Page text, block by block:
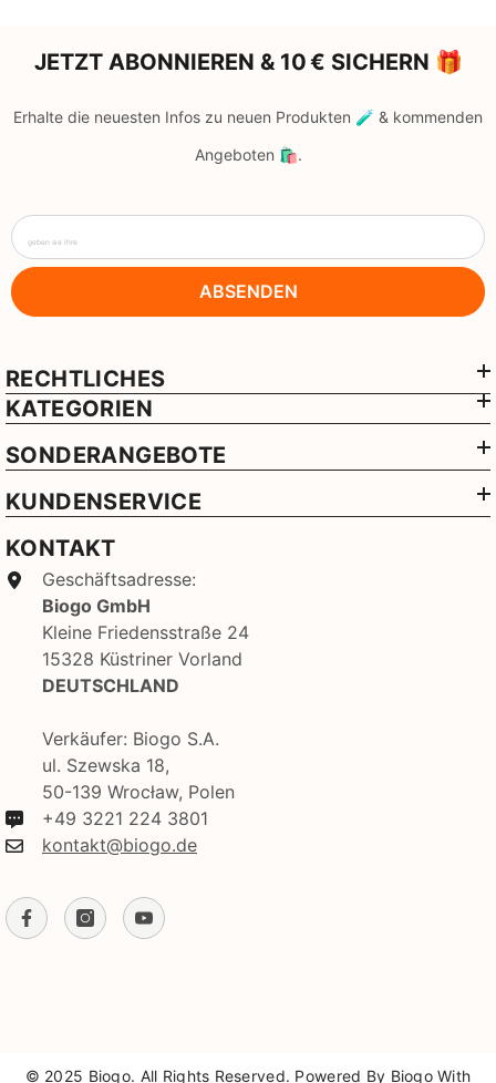
JETZT ABONNIEREN & 10 € SICHERN 🎁
Erhalte die neuesten Infos zu neuen Produkten 🧪 & kommenden
Angeboten 🛍️.
geben sie ihre
ABSENDEN
RECHTLICHES
KATEGORIEN
SONDERANGEBOTE
KUNDENSERVICE
KONTAKT
Geschäftsadresse:
Biogo GmbH
Kleine Friedensstraße 24
15328 Küstriner Vorland
DEUTSCHLAND
Verkäufer: Biogo S.A.
ul. Szewska 18,
50-139 Wrocław, Polen
+49 3221 224 3801
kontakt@biogo.de
© 2025 Biogo. All Rights Reserved. Powered By Biogo With